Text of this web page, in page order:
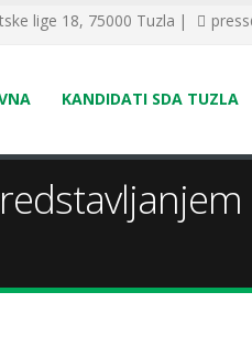
lige 18, 75000 Tuzla |
KANDIDATI SDA TUZLA